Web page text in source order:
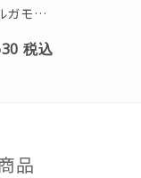
ガモッ
パウチ
税込
品